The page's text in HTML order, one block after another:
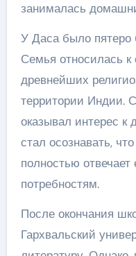
занималась
У Даса было пятеро
Семья относилась к
древнейших
территории Индии.
оказывал интерес к
стал осознавать,
полностью отвечает
потребностям.
После окончания
Гархвальский